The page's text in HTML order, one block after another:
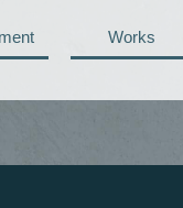
Works